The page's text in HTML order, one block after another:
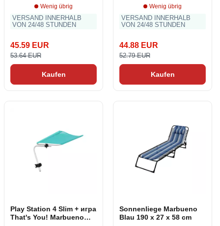
Wenig übrig
VERSAND INNERHALB
VON 24/48 STUNDEN
45.59 EUR
53.64 EUR
Kaufen
Wenig übrig
VERSAND INNERHALB
VON 24/48 STUNDEN
44.88 EUR
52.79 EUR
Kaufen
Play Station 4 Slim + игра
That's You! Marbueno
Sonnenliege Marbueno
Blau 190 x 27 x 58 cm